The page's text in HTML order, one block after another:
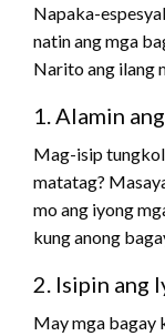
Napaka-
natin ang mga
Narito ang ilang
1. Alamin
Mag-isip tungkol
matatag?
mo ang iyong
kung anong
2. Isipin ang
May mga bagay